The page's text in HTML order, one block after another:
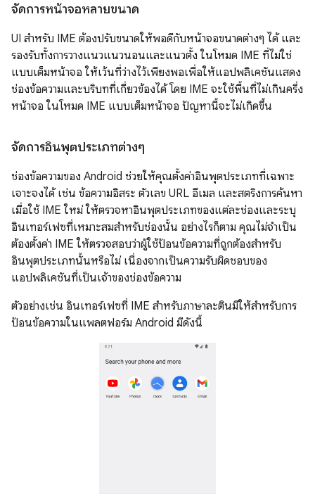
จัดการหน้าจอหลายขนาด
UI สำหรับ IME ต้องปรับขนาดให้พอดีกับหน้าจอขนาดต่างๆ ได้ และ
รองรับทั้งการวางแนวแนวนอนและแนวตั้ง ในโหมด IME ที่ไม่ใช่
แบบเต็มหน้าจอ ให้เว้นที่ว่างไว้เพียงพอเพื่อให้แอปพลิเคชันแสดง
ช่องข้อความและบริบทที่เกี่ยวข้องได้ โดย IME จะใช้พื้นที่ไม่เกินครึ่ง
หน้าจอ ในโหมด IME แบบเต็มหน้าจอ ปัญหานี้จะไม่เกิดขึ้น
จัดการอินพุตประเภทต่างๆ
ช่องข้อความของ Android ช่วยให้คุณตั้งค่าอินพุตประเภทที่เฉพาะ
เจาะจงได้ เช่น ข้อความอิสระ ตัวเลข URL อีเมล และสตริงการค้นหา
เมื่อใช้ IME ใหม่ ให้ตรวจหาอินพุตประเภทของแต่ละช่องและระบุ
อินเทอร์เฟซที่เหมาะสมสำหรับช่องนั้น อย่างไรก็ตาม คุณไม่จำเป็น
ต้องตั้งค่า IME ให้ตรวจสอบว่าผู้ใช้ป้อนข้อความที่ถูกต้องสำหรับ
อินพุตประเภทนั้นหรือไม่ เนื่องจากเป็นความรับผิดชอบของ
แอปพลิเคชันที่เป็นเจ้าของช่องข้อความ
ตัวอย่างเช่น อินเทอร์เฟซที่ IME สำหรับภาษาละตินมีให้สำหรับการ
ป้อนข้อความในแพลตฟอร์ม Android มีดังนี้